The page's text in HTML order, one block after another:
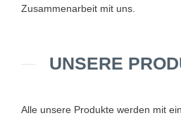
Zusammenarbeit mit uns.
UNSERE
Alle unsere Produkte werden mit